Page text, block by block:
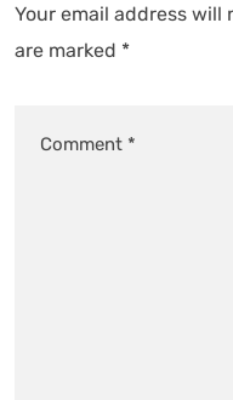
Your email address will
are marked *